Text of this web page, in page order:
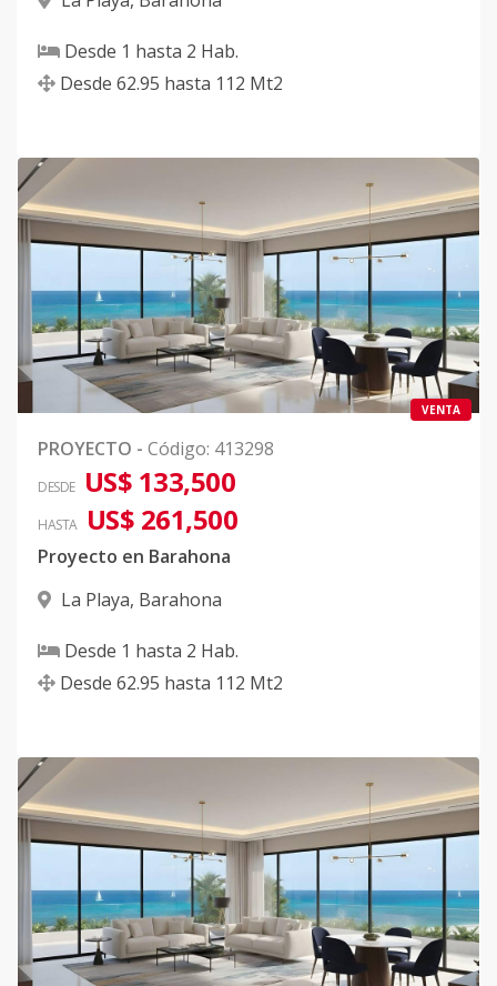
Desde 1 hasta 2 Hab.
Desde 62.95 hasta 112 Mt2
VENTA
PROYECTO - Código: 413298
DESDE US$ 133,500
HASTA US$ 261,500
Proyecto en Barahona
La Playa, Barahona
Desde 1 hasta 2 Hab.
Desde 62.95 hasta 112 Mt2